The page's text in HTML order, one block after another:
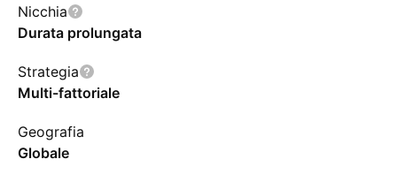
Nicchia
Durata prolungata
Strategia
Multi-fattoriale
Geografia
Globale